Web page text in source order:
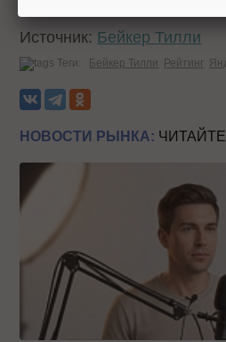
Источник: Бейкер Тилли
Теги: Бейкер Тилли Рейтинг
НОВОСТИ РЫНКА: